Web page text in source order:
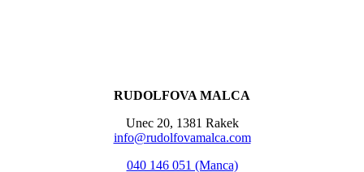
RUDOLFOVA MALCA
Unec 20, 1381 Rakek
info@rudolfovamalca.com
040 146 051 (Manca)